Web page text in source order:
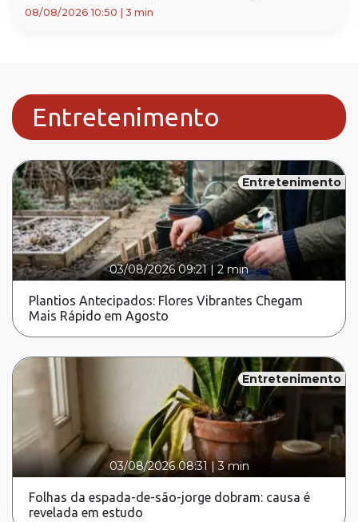
08/08/2026 10:50 3 min
Entretenimento
Entretenimento
03/08/2026 09:21|2 min
Plantios Antecipados: Flores Vibrantes Chegam
Mais Rápido em Agosto
Entretenimento
03/08/2026 08:31 |3 min
Folhas da espada-de-são-jorge dobram: causa é
revelada em estudo